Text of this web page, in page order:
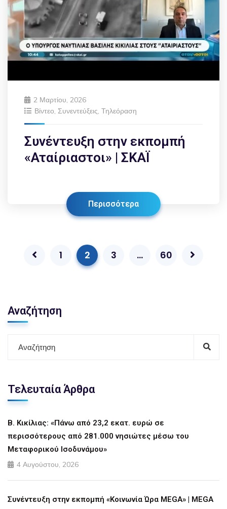
2 Μαρτίου, 2026
Βίντεο, Συνεντεύξεις, Τηλεόραση
Συνέντευξη στην εκπομπή
«Αταίριαστοι» | ΣΚΑΪ
Περισσότερα
1 2 3 … 60
Αναζήτηση
Τελευταία Άρθρα
Β. Κικίλιας: «Πάνω από 23,2 εκατ. ευρώ σε
περισσότερους από 281.000 νησιώτες μέσω του
Μεταφορικού Ισοδυνάμου»
4 Αυγούστου, 2026
Συνέντευξη στην εκπομπή «Κοινωνία Ώρα MEGA» | MEGA